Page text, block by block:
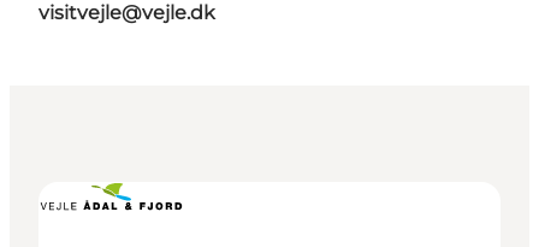
visitvejle@vejle.dk